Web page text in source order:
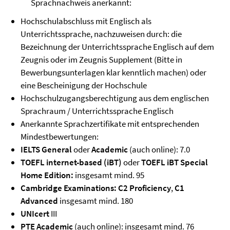
Sprachnachweis anerkannt:
Hochschulabschluss mit Englisch als
Unterrichtssprache, nachzuweisen durch: die
Bezeichnung der Unterrichtssprache Englisch auf dem
Zeugnis oder im Zeugnis Supplement (Bitte in
Bewerbungsunterlagen klar kenntlich machen) oder
eine Bescheinigung der Hochschule
Hochschulzugangsberechtigung aus dem englischen
Sprachraum / Unterrichtssprache Englisch
Anerkannte Sprachzertifikate mit entsprechenden
Mindestbewertungen:
IELTS GeneraloderAcademic(auch online): 7.0
TOEFL internet-based (iBT)oderTOEFL iBT Special
Home Edition: insgesamt mind. 95
Cambridge Examinations: C2 Proficiency,C1
Advanced insgesamt mind. 180
UNIcertIII
PTE Academic(auch online): insgesamt mind. 76